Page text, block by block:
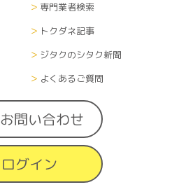
専門業者検索
トクダネ記事
ジタクのシタク新聞
よくあるご質問
お問い合わせ
ログイン